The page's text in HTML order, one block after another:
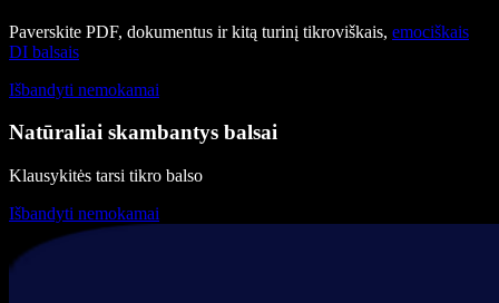
Paverskite PDF, dokumentus ir kitą turinį tikroviškais, emociškais
DI balsais
Išbandyti nemokamai
Natūraliai skambantys balsai
Klausykitės tarsi tikro balso
Išbandyti nemokamai